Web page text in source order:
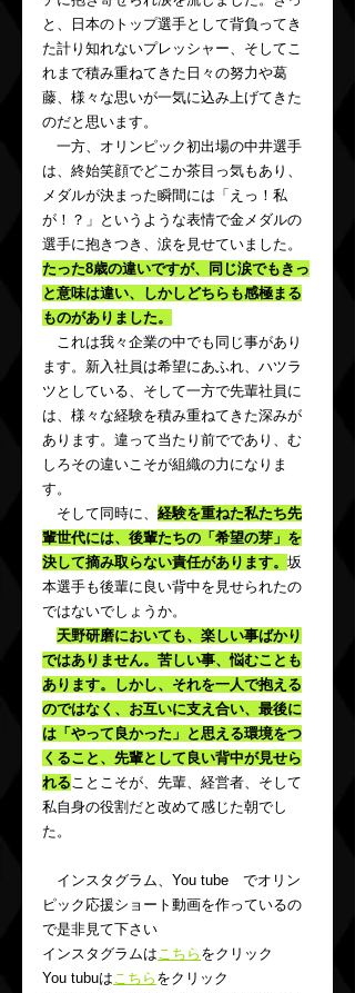
と、日本のトップ選手として背負ってき
た計り知れないプレッシャー、そしてこ
れまで積み重ねてきた日々の努力や葛
藤、様々な思いが一気に込み上げてきた
のだと思います。
一方、オリンピック初出場の中井選手
は、終始笑顔でどこか茶目っ気もあり、
メダルが決まった瞬間には「えっ！私
が！？」というような表情で金メダルの
選手に抱きつき、涙を見せていました。
たった8歳の違いですが、同じ涙でもきっ
と意味は違い、しかしどちらも感極まる
ものがありました。
これは我々企業の中でも同じ事があり
ます。新入社員は希望にあふれ、ハツラ
ツとしている、そして一方で先輩社員に
は、様々な経験を積み重ねてきた深みが
あります。違って当たり前でであり、む
しろその違いこそが組織の力になりま
す。
そして同時に、 経験を重ねた私たち先
輩世代には、後輩たちの「希望の芽」を
決して摘み取らない責任があります。 坂
本選手も後輩に良い背中を見せられたの
ではないでしょうか。
天野研磨においても、楽しい事ばかり
ではありません。苦しい事、悩むことも
あります。しかし、それを一人で抱える
のではなく、お互いに支え合い、最後に
は「やって良かった」と思える環境をつ
くること、先輩として良い背中が見せら
れることこそが、先輩、経営者、そして
私自身の役割だと改めて感じた朝でし
た。
インスタグラム、You tube　でオリン
ピック応援ショート動画を作っているの
で是非見て下さい
インスタグラムはこちら をクリック
You tubuはこちら をクリック